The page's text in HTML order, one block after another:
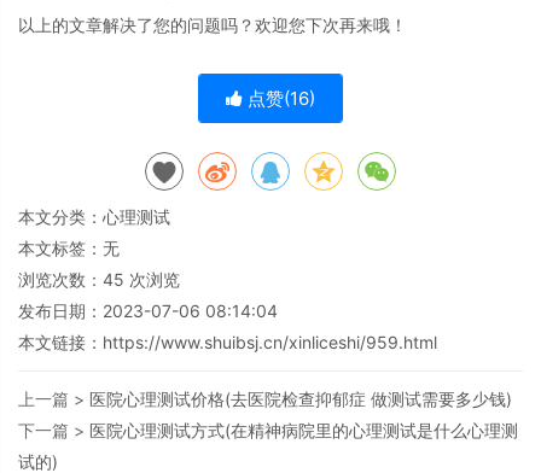
以上的文章解决了您的问题吗？欢迎您下次再来哦！
点赞(16)
本文分类： 心理测试
本文标签：无
浏览次数： 45 次浏览
发布日期：2023-07-06 08:14:04
本文链接： https://www.shuibsj.cn/xinliceshi/959.html
上一篇 > 医院心理测试价格(去医院检查抑郁症 做测试需要多少钱)
下一篇 > 医院心理测试方式(在精神病院里的心理测试是什么心理测
试的)